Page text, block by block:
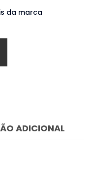
da marca
ADICIONAL